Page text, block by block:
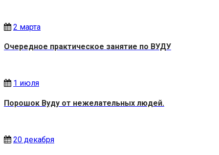
2 марта
Очередное практическое занятие по ВУДУ
1 июля
Порошок Вуду от нежелательных людей.
20 декабря